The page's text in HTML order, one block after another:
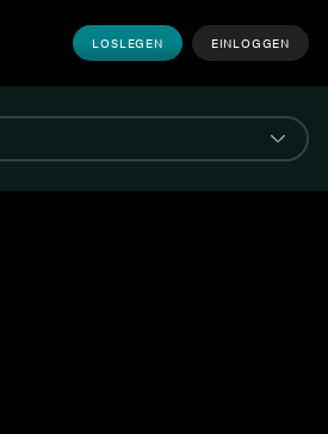
LOSLEGEN EINLOGGEN